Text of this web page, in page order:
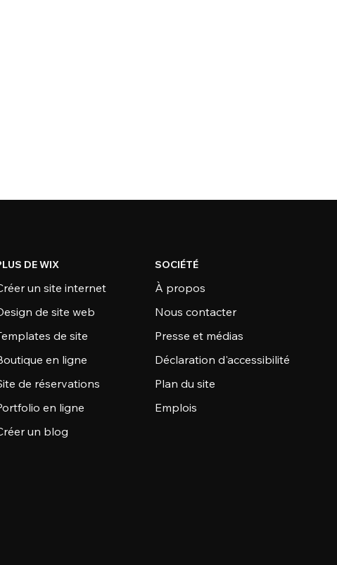
DE WIX
un site internet
de site web
de site
en ligne
de réservations
en ligne
un blog
SOCIÉTÉ
À propos
Nous contacter
Presse et médias
Déclaration d'accessibilité
Plan du site
Emplois